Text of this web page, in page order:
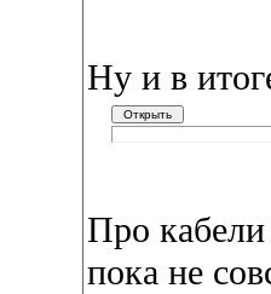
Ну и в
Про
пока не